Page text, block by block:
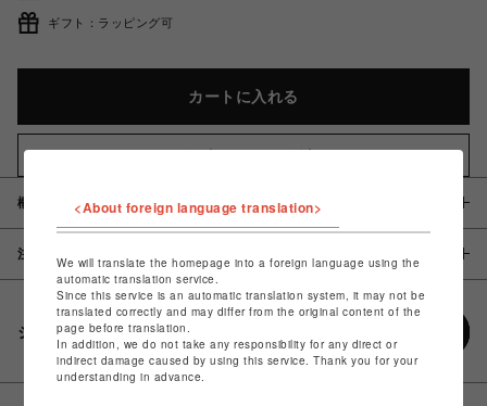
ギフト：ラッピング可
カートに入れる
概要
注意事項
シェアする
<About foreign language translation>
We will translate the homepage into a foreign language using the
automatic translation service.
Since this service is an automatic translation system, it may not be
translated correctly and may differ from the original content of the
page before translation.
In addition, we do not take any responsibility for any direct or
indirect damage caused by using this service. Thank you for your
understanding in advance.